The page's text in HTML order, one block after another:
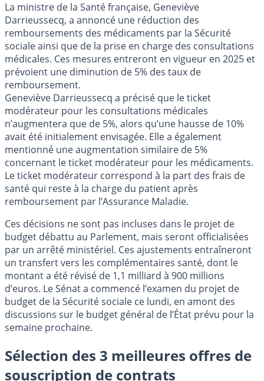
La ministre de la Santé française, Geneviève
Darrieussecq, a annoncé une réduction des
remboursements des médicaments par la Sécurité
sociale ainsi que de la prise en charge des consultations
médicales. Ces mesures entreront en vigueur en 2025 et
prévoient une diminution de 5% des taux de
remboursement.
Geneviève Darrieussecq a précisé que le ticket
modérateur pour les consultations médicales
n’augmentera que de 5%, alors qu’une hausse de 10%
avait été initialement envisagée. Elle a également
mentionné une augmentation similaire de 5%
concernant le ticket modérateur pour les médicaments.
Le ticket modérateur correspond à la part des frais de
santé qui reste à la charge du patient après
remboursement par l’Assurance Maladie.
Ces décisions ne sont pas incluses dans le projet de
budget débattu au Parlement, mais seront officialisées
par un arrêté ministériel. Ces ajustements entraîneront
un transfert vers les complémentaires santé, dont le
montant a été révisé de 1,1 milliard à 900 millions
d’euros. Le Sénat a commencé l’examen du projet de
budget de la Sécurité sociale ce lundi, en amont des
discussions sur le budget général de l’État prévu pour la
semaine prochaine.
Sélection des 3 meilleures offres de
souscription de contrats